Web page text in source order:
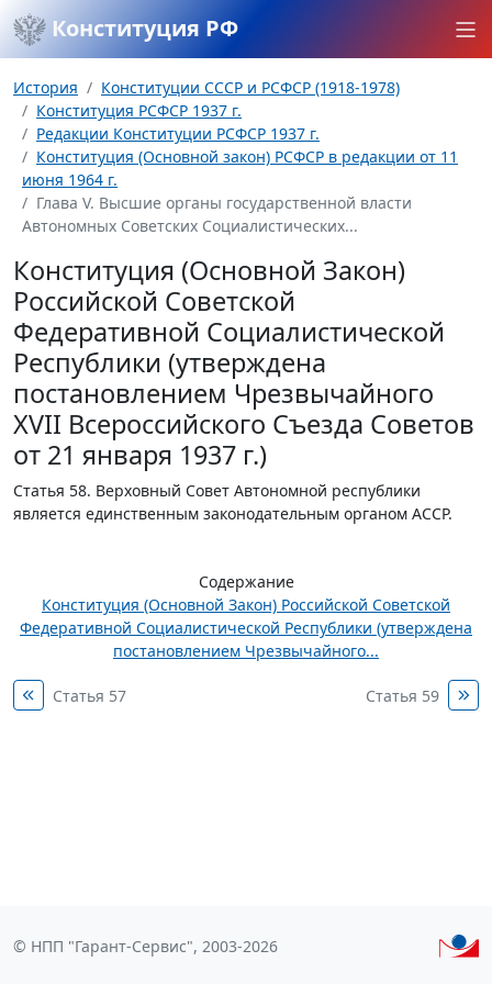
Конституция РФ
История
Конституции СССР и РСФСР (1918-1978)
Конституция РСФСР 1937 г.
Редакции Конституции РСФСР 1937 г.
Конституция (Основной закон) РСФСР в редакции от 11
июня 1964 г.
Глава V. Высшие органы государственной власти
Автономных Советских Социалистических...
Конституция (Основной Закон)
Российской Советской
Федеративной Социалистической
Республики (утверждена
постановлением Чрезвычайного
XVII Всероссийского Съезда Советов
от 21 января 1937 г.)
Статья 58. Верховный Совет Автономной республики
является единственным законодательным органом АССР.
Содержание
Конституция (Основной Закон) Российской Советской
Федеративной Социалистической Республики (утверждена
постановлением Чрезвычайного...
Статья 57 Статья 59
© НПП "Гарант-Сервис", 2003-2026